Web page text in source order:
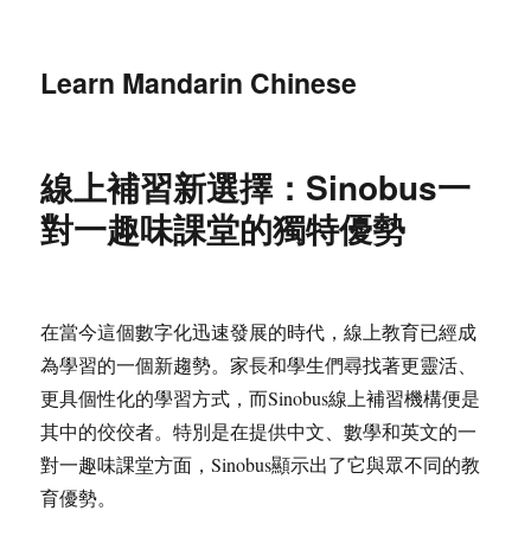
Learn Mandarin Chinese
線上補習新選擇：Sinobus一
對一趣味課堂的獨特優勢
在當今這個數字化迅速發展的時代，線上教育已經成
為學習的一個新趨勢。家長和學生們尋找著更靈活、
更具個性化的學習方式，而Sinobus線上補習機構便是
其中的佼佼者。特別是在提供中文、數學和英文的一
對一趣味課堂方面，Sinobus顯示出了它與眾不同的教
育優勢。